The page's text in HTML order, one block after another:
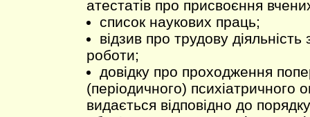
атестатів про присвоєння
список наукових праць;
відзив про трудову
роботи;
довідку про проходження
(періодичного) психіатричного
видається відповідно до